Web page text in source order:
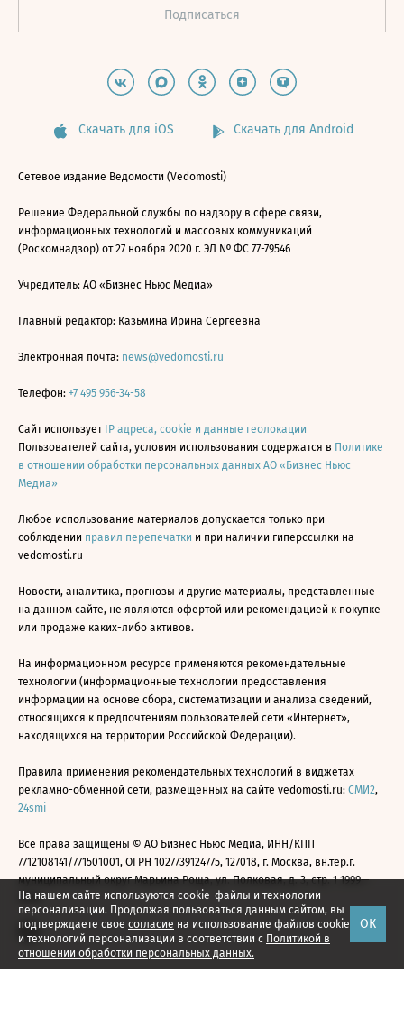
На нашем сайте используются cookie-файлы и технологии
персонализации. Продолжая пользоваться данным сайтом, вы
подтверждаете свое согласие на использование файлов cookie
и технологий персонализации в соответствии с Политикой в
отношении обработки персональных данных.
ОК
Скачать для iOS Скачать для Android
Сетевое издание Ведомости (Vedomosti)
Решение Федеральной службы по надзору в сфере связи,
информационных технологий и массовых коммуникаций
(Роскомнадзор) от 27 ноября 2020 г. ЭЛ № ФС 77-79546
Учредитель: АО «Бизнес Ньюс Медиа»
Главный редактор: Казьмина Ирина Сергеевна
Электронная почта: news@vedomosti.ru
Телефон: +7 495 956-34-58
Сайт использует IP адреса, cookie и данные геолокации
Пользователей сайта, условия использования содержатся в Политике
в отношении обработки персональных данных АО «Бизнес Ньюс
Медиа»
Любое использование материалов допускается только при
соблюдении правил перепечатки и при наличии гиперссылки на
vedomosti.ru
Новости, аналитика, прогнозы и другие материалы, представленные
на данном сайте, не являются офертой или рекомендацией к покупке
или продаже каких-либо активов.
На информационном ресурсе применяются рекомендательные
технологии (информационные технологии предоставления
информации на основе сбора, систематизации и анализа сведений,
относящихся к предпочтениям пользователей сети «Интернет»,
находящихся на территории Российской Федерации).
Правила применения рекомендательных технологий в виджетах
рекламно-обменной сети, размещенных на сайте vedomosti.ru: СМИ2,
24smi
Все права защищены © АО Бизнес Ньюс Медиа, ИНН/КПП
7712108141/771501001, ОГРН 1027739124775, 127018, г. Москва, вн.тер.г.
муниципальный округ Марьина Роща, ул. Полковая, д. 3, стр. 1 1999—
2026